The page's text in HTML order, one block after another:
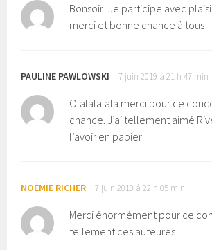
Bonsoir! Je participe avec
merci et bonne chance à tous!
PAULINE PAWLOWSKI 7 juin 2019 à 21 h 47 min
Olalalalala merci pour ce
chance. J’ai tellement aimé
l’avoir en papier
NOEMIE RICHER 7 juin 2019 à 22 h 05 min
Merci énormément pour ce
tellement ces auteures